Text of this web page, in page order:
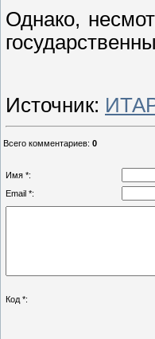
Однако,
Источник:
Всего комментариев: 0
Имя *:
Email *:
Код *: